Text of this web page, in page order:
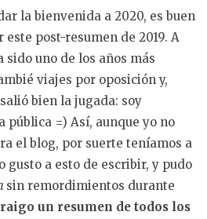
la bienvenida a 2020, es buen
post-resumen de 2019. A
sido uno de los años más
viajes por oposición y,
bien la jugada: soy
pública =) Así, aunque yo no
el blog, por suerte teníamos a
gusto a esto de escribir, y pudo
sin remordimientos durante
un resumen de todos los